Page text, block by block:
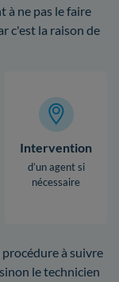
ne pas le faire
c'est la raison de
Intervention
d’un agent si
nécessaire
à suivre
le technicien